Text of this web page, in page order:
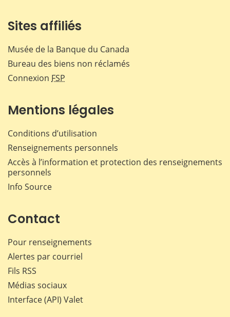
Sites affiliés
Musée de la Banque du Canada
Bureau des biens non réclamés
Connexion FSP
Mentions légales
Conditions d’utilisation
Renseignements personnels
Accès à l’information et protection des renseignements
personnels
Info Source
Contact
Pour renseignements
Alertes par courriel
Fils RSS
Médias sociaux
Interface (API) Valet